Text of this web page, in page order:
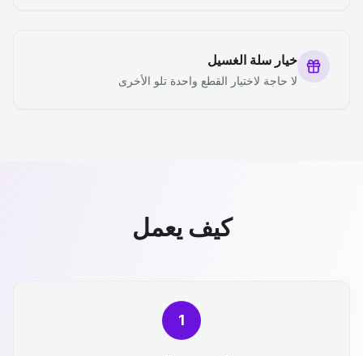
خيار سلة الغسيل
لا حاجة لاختيار القطع واحدة تلو الأخرى
كيف يعمل
1